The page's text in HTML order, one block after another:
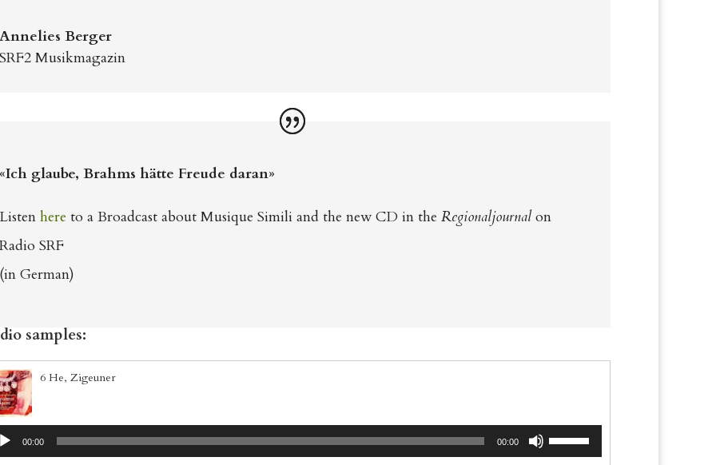
Berger
Musikmagazin
glaube, Brahms hätte Freude daran»
here to a Broadcast about Musique Simili and the new CD in the Regionaljournalon
SRF
German)
samples:
6 He, Zigeuner
00:00 00:00